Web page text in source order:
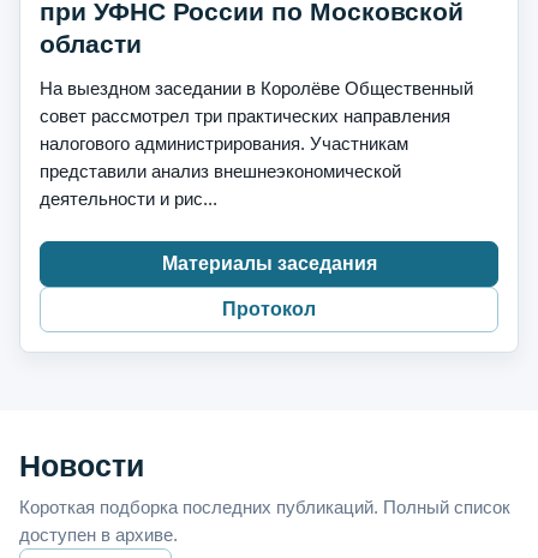
при УФНС России по Московской
области
На выездном заседании в Королёве Общественный
совет рассмотрел три практических направления
налогового администрирования. Участникам
представили анализ внешнеэкономической
деятельности и рис...
Материалы заседания
Протокол
Новости
Короткая подборка последних публикаций. Полный список
доступен в архиве.